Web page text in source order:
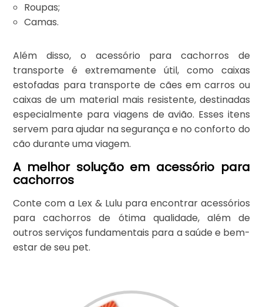
Roupas;
Camas.
Além disso, o acessório para cachorros de
transporte é extremamente útil, como caixas
estofadas para transporte de cães em carros ou
caixas de um material mais resistente, destinadas
especialmente para viagens de avião. Esses itens
servem para ajudar na segurança e no conforto do
cão durante uma viagem.
A melhor solução em acessório para
cachorros
Conte com a Lex & Lulu para encontrar acessórios
para cachorros de ótima qualidade, além de
outros serviços fundamentais para a saúde e bem-
estar de seu pet.